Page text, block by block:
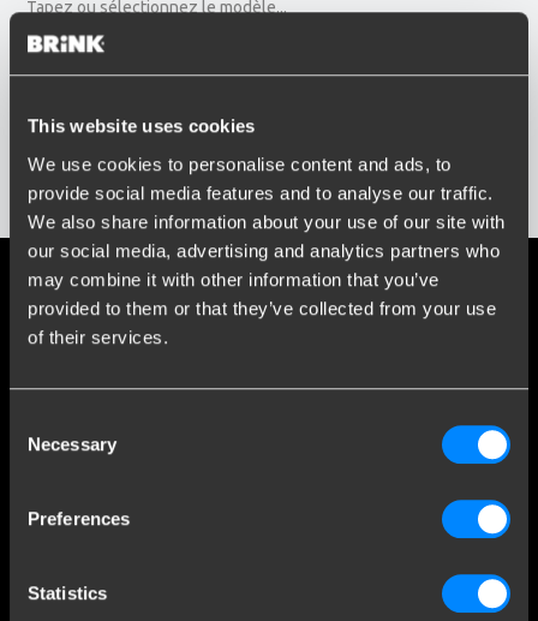
This website uses cookies
We use cookies to personalise content and ads, to
provide social media features and to analyse our traffic.
We also share information about your use of our site with
our social media, advertising and analytics partners who
may combine it with other information that you’ve
provided to them or that they’ve collected from your use
of their services.
Selection
Necessary
Preferences
Statistics
Tapez ou sélectionnez le modèle...
Année d'immatriculation
Afficher les résultats
Réseaux sociaux
Restez informé de nos derniers développements.
Plus de 120 ans d'expertise
Depuis 1903, Brink est passé d'une petite forge à une
Service Clients